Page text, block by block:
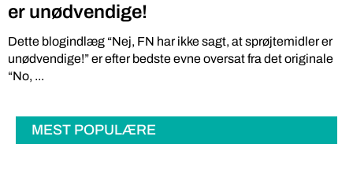
er unødvendige!
Dette blogindlæg “Nej, FN har ikke sagt, at sprøjtemidler er
unødvendige!” er efter bedste evne oversat fra det originale
“No, ...
MEST POPULÆRE